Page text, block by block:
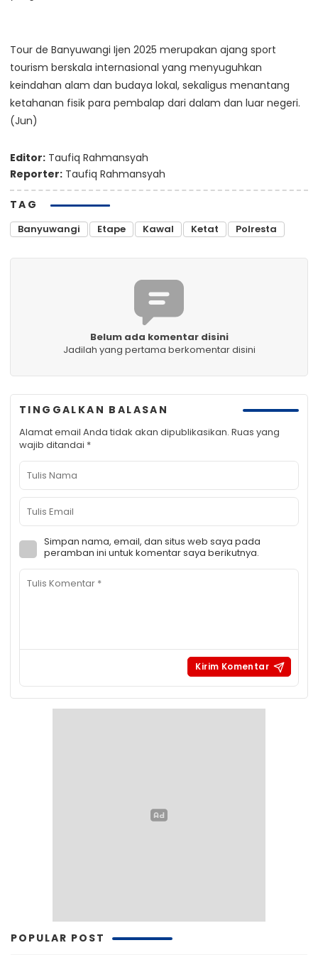
Tour de Banyuwangi Ijen 2025 merupakan ajang sport
tourism berskala internasional yang menyuguhkan
keindahan alam dan budaya lokal, sekaligus menantang
ketahanan fisik para pembalap dari dalam dan luar negeri.
(Jun)
Editor: Taufiq Rahmansyah
Reporter: Taufiq Rahmansyah
TAG
Banyuwangi Etape Kawal Ketat Polresta
Belum ada komentar disini
Jadilah yang pertama berkomentar disini
TINGGALKAN BALASAN
Alamat email Anda tidak akan dipublikasikan. Ruas yang
wajib ditandai *
Simpan nama, email, dan situs web saya pada
peramban ini untuk komentar saya berikutnya.
POPULAR POST